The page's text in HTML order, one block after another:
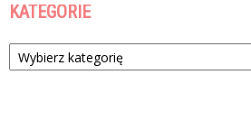
KATEGORIE
Kategorie